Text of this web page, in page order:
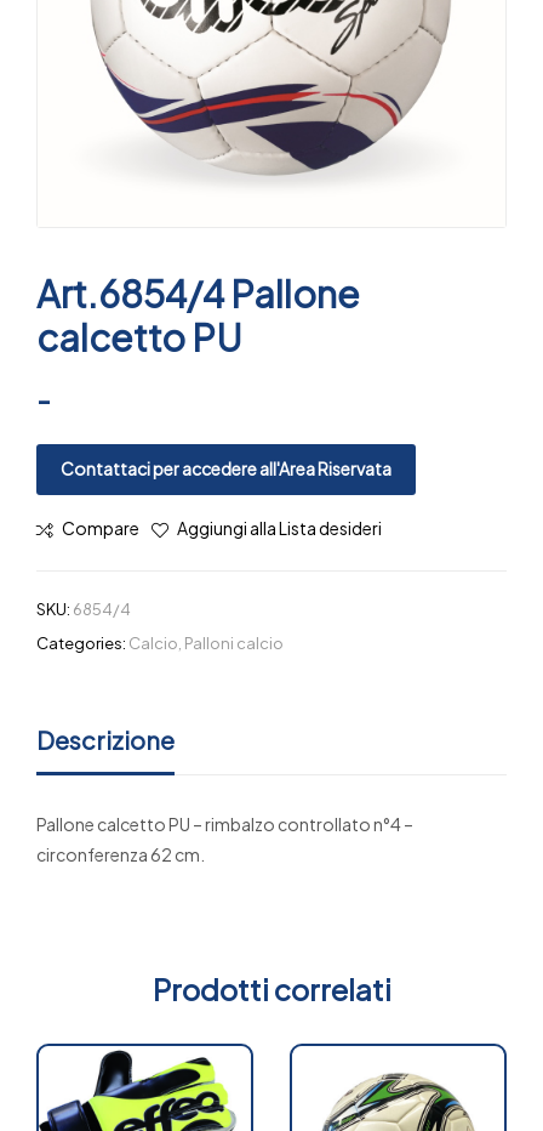
Art.6854/4 Pallone
calcetto PU
-
Contattaci per accedere all'Area Riservata
Compare Aggiungi alla Lista desideri
SKU: 6854/4
Categories: Calcio Palloni calcio
Descrizione
Pallone calcetto PU – rimbalzo controllato n°4 –
circonferenza 62 cm.
Prodotti correlati